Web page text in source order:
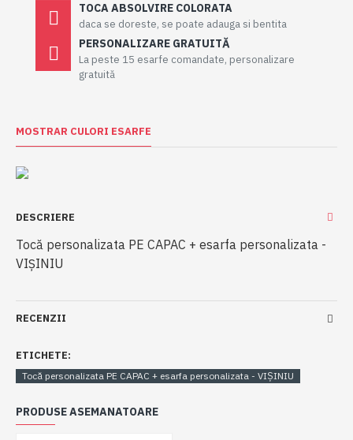
TOCA ABSOLVIRE COLORATA
daca se doreste, se poate adauga si bentita
PERSONALIZARE GRATUITĂ
La peste 15 esarfe comandate, personalizare
gratuită
MOSTRAR CULORI ESARFE
DESCRIERE
Tocă personalizata PE CAPAC + esarfa personalizata -
VIȘINIU
RECENZII
ETICHETE:
Tocă personalizata PE CAPAC + esarfa personalizata - VIȘINIU
PRODUSE ASEMANATOARE